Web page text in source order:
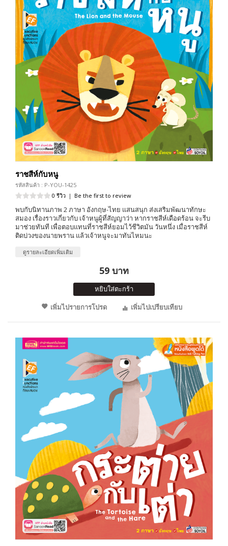
ราชสีห์กับหนู
รหัสสินค้า : P-YOU-1425
0 รีวิว | Be the first to review
พบกับนิทานภาพ 2 ภาษา อังกฤษ-ไทย แสนสนุก ส่งเสริมพัฒนาทักษะ
สมอง เรื่องราวเกี่ยวกับ เจ้าหนูผู้ที่สัญญาว่า หากราชสีห์เดือดร้อน จะรีบ
มาช่วยทันที เพื่อตอบแทนที่ราชสีห์ยอมไว้ชีวิตมัน วันหนึ่ง เมื่อราชสีห์
ติดบ่วงของนายพราน แล้วเจ้าหนูจะมาทันไหมนะ
ดูรายละเอียดเพิ่มเติม
59 บาท
หยิบใส่ตะกร้า
เพิ่มไปรายการโปรด
เพิ่มไปเปรียบเทียบ